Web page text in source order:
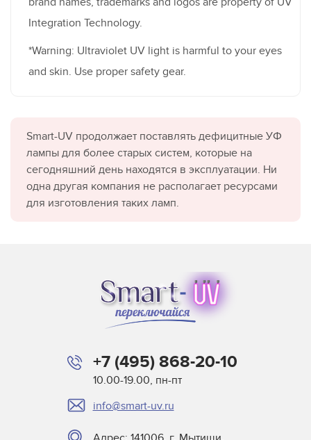
Integration Technology.
*Warning: Ultraviolet UV light is harmful to your eyes
and skin. Use proper safety gear.
Smart-UV продолжает поставлять дефицитные УФ
лампы для более старых систем, которые на
сегодняшний день находятся в эксплуатации. Ни
одна другая компания не располагает ресурсами
для изготовления таких ламп.
+7 (495) 868-20-10
10.00-19.00, пн-пт
info@smart-uv.ru